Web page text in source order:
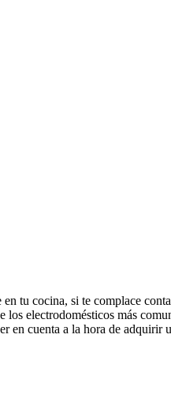
tu cocina, si te complace
electrodomésticos más
en cuenta a la hora de adquirir